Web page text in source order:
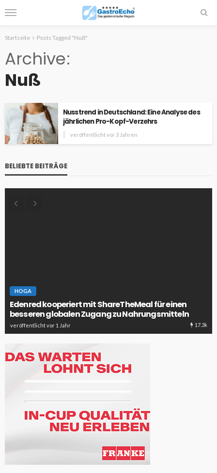
Startseite Posts Tagged "Nuß"
Archive
Nuß
Nusstrend in Deutschland: Eine Analyse des
jährlichen Pro-Kopf-Verzehrs
veröffentlicht vor 3 Jahren
BELIEBTE BEITRÄGE
HOGA
Edenred kooperiert mit ShareTheMeal für einen
besseren globalen Zugang zu Nahrungsmitteln
veröffentlicht vor 1 Jahr 17.3k